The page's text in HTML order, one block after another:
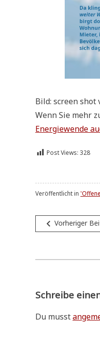
Bild: screen shot
Wenn Sie mehr
Ener­gie­wen­de
Post Views: 328
Veröffentlicht in
navigate_before Vorheriger
Schreibe
Du musst